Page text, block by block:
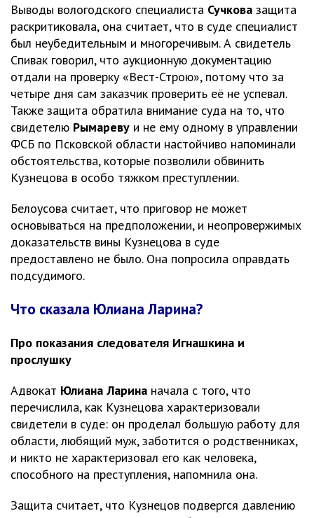
Выводы вологодского специалиста Сучкова защита
раскритиковала, она считает, что в суде специалист
был неубедительным и многоречивым. А свидетель
Спивак говорил, что аукционную документацию
отдали на проверку «Вест-Строю», потому что за
четыре дня сам заказчик проверить её не успевал.
Также защита обратила внимание суда на то, что
свидетелю Рымареву и не ему одному в управлении
ФСБ по Псковской области настойчиво напоминали
обстоятельства, которые позволили обвинить
Кузнецова в особо тяжком преступлении.
Белоусова считает, что приговор не может
основываться на предположении, и неопровержимых
доказательств вины Кузнецова в суде
предоставлено не было. Она попросила оправдать
подсудимого.
Что сказала Юлиана Ларина?
Про показания следователя Игнашкина и
прослушку
Адвокат Юлиана Ларина начала с того, что
перечислила, как Кузнецова характеризовали
свидетели в суде: он проделал большую работу для
области, любящий муж, заботится о родственниках,
и никто не характеризовал его как человека,
способного на преступления, напомнила она.
Защита считает, что Кузнецов подвергся давлению